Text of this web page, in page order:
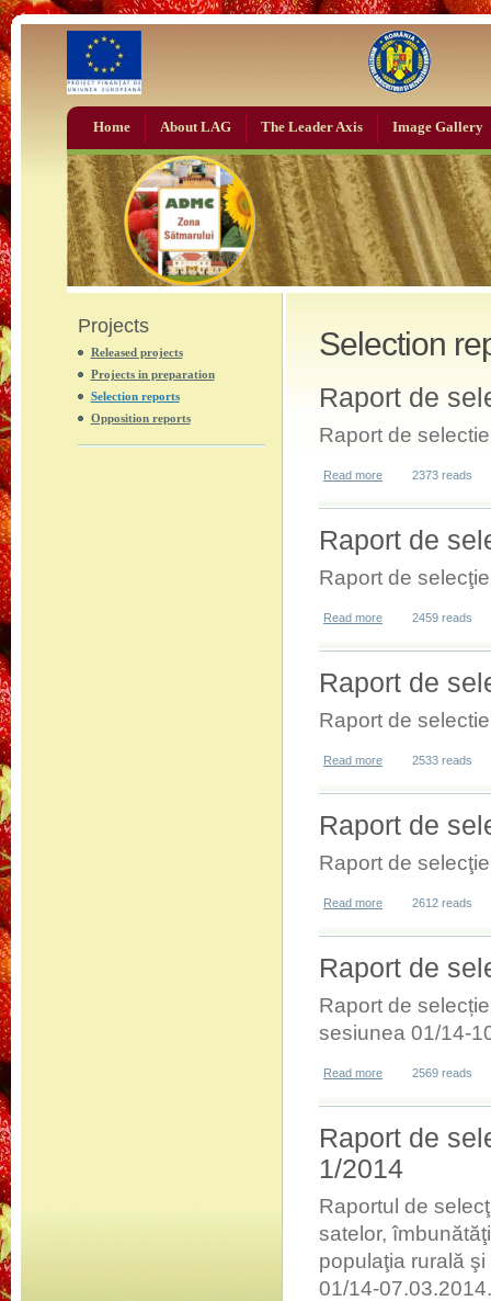
Home About LAG The Leader Axis Image Gallery
Projects
Released projects
Projects in preparation
Selection reports
Opposition reports
Selection
Raport de
Raport de
Read more about Raport de
2373 reads
Raport de
Raport de
Read more about Raport de
2459 reads
Raport de
Raport de
Read more about Raport de
2533 reads
Raport de
Raport de
Read more about Raport de
2612 reads
Raport de
Raport de
sesiunea 01/14-
Read more about Raport de
2569 reads
Raport de
1/2014
Raportul de
satelor,
populaţia rurală
01/14-